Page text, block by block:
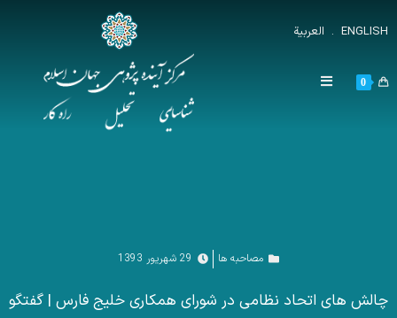
ENGLISH
. العربية
0
مصاحبه ها 29 شهریور 1393
چالش های اتحاد نظامی در شورای همکاری خلیج فارس | گفتگو